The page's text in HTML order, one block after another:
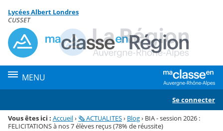
Menu de la rubrique
Contenu
Lycées Albert Londres
CUSSET
MENU
Se connecter
Vous êtes ici : Accueil›🗞️ ACTUALITES› Blog› BIA - session 2026 :
FELICITATIONS à nos 7 élèves reçus (78% de réussite)